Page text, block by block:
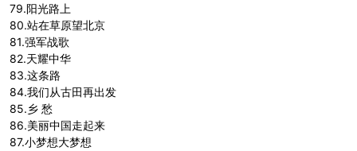
79.阳光路上
80.站在草原望北京
81.强军战歌
82.天耀中华
83.这条路
84.我们从古田再出发
85.乡 愁
86.美丽中国走起来
87.小梦想大梦想